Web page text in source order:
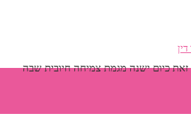
זאת כיום ישנה מגמת צמיחה חיובית שבה